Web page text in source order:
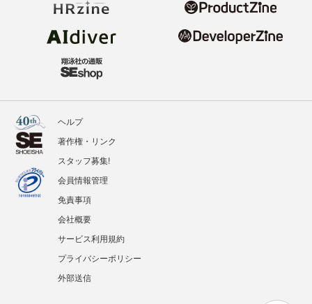
ヘルプ
著作権・リンク
スタッフ募集!
会員情報管理
免責事項
会社概要
サービス利用規約
プライバシーポリシー
外部送信